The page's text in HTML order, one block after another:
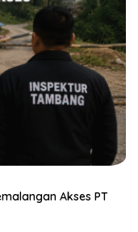
Akses PT